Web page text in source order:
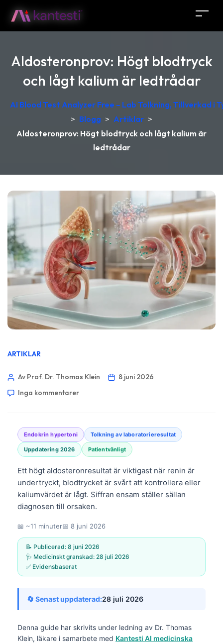
Aldosteronprov: Högt blodtryck
och lågt kalium är ledtrådar
AI Blood Test Analyzer Free – Lab Tolkning, Tillverkad i
> Blogg > Artiklar >
Aldosteronprov: Högt blodtryck och lågt kalium är
ledtrådar
ARTIKLAR
Av Prof. Dr. Thomas Klein
8 juni 2026
Inga kommentarer
Endokrin hypertoni Tolkning av laboratorieresultat
Uppdatering 2026 Patientvänligt
Ett högt aldosteronresultat är viktigast när renin är
undertryckt, blodtrycket är svårt att kontrollera eller
kaliumvärdet är lågt. Siffran ensam ställer sällan
diagnosen till orsaken.
📖 ~11 minuter📅 8 juni 2026
📝 Publicerad: 8 juni 2026
🩺 Medicinskt granskad: 28 juli 2026
✅ Evidensbaserat
🔄 Senast uppdaterad:28 juli 2026
Denna guide har skrivits under ledning av Dr. Thomas
Klein, läkare i samarbete med Kantesti AI medicinska